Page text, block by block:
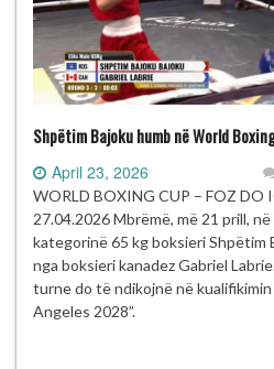
Shpëtim Bajoku humb në World
April 23, 2026
WORLD BOXING CUP – FOZ DO
27.04.2026 Mbrëmë, më 21 prill,
kategorinë 65 kg boksieri Shpëtim
nga boksieri kanadez Gabriel
turne do të ndikojnë në
Angeles 2028”.